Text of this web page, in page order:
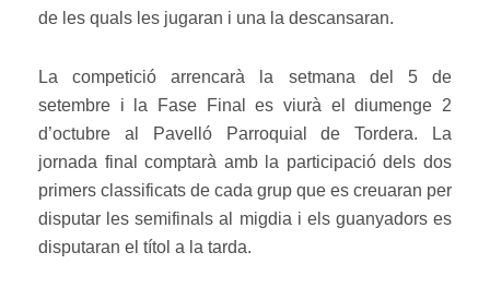
de les quals les jugaran i una la descansaran.
La competició arrencarà la setmana del 5 de
setembre i la Fase Final es viurà el diumenge 2
d’octubre al Pavelló Parroquial de Tordera. La
jornada final comptarà amb la participació dels dos
primers classificats de cada grup que es creuaran per
disputar les semifinals al migdia i els guanyadors es
disputaran el títol a la tarda.